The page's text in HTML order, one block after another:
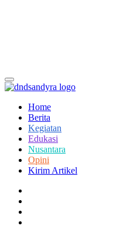
Home
Berita
Kegiatan
Edukasi
Nusantara
Opini
Kirim Artikel